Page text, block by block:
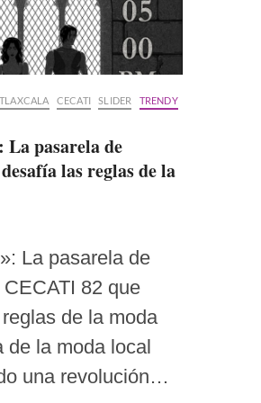
CECATI SLIDER
TRENDY
La pasarela de
las reglas de la
La pasarela de
82 que
de la moda
de la moda local
una revolución…